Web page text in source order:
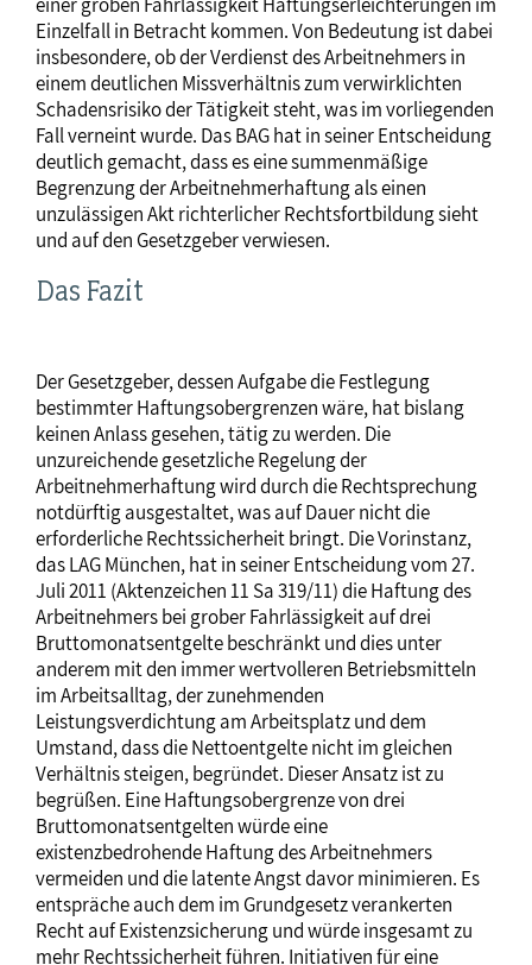
Einzelfall in Betracht kommen. Von Bedeutung ist dabei
insbesondere, ob der Verdienst des Arbeitnehmers in
einem deutlichen Missverhältnis zum verwirklichten
Schadensrisiko der Tätigkeit steht, was im vorliegenden
Fall verneint wurde. Das BAG hat in seiner Entscheidung
deutlich gemacht, dass es eine summenmäßige
Begrenzung der Arbeitnehmerhaftung als einen
unzulässigen Akt richterlicher Rechtsfortbildung sieht
und auf den Gesetzgeber verwiesen.
Das Fazit
Der Gesetzgeber, dessen Aufgabe die Festlegung
bestimmter Haftungsobergrenzen wäre, hat bislang
keinen Anlass gesehen, tätig zu werden. Die
unzureichende gesetzliche Regelung der
Arbeitnehmerhaftung wird durch die Rechtsprechung
notdürftig ausgestaltet, was auf Dauer nicht die
erforderliche Rechtssicherheit bringt. Die Vorinstanz,
das LAG München, hat in seiner Entscheidung vom 27.
Juli 2011 (Aktenzeichen 11 Sa 319/11) die Haftung des
Arbeitnehmers bei grober Fahrlässigkeit auf drei
Bruttomonatsentgelte beschränkt und dies unter
anderem mit den immer wertvolleren Betriebsmitteln
im Arbeitsalltag, der zunehmenden
Leistungsverdichtung am Arbeitsplatz und dem
Umstand, dass die Nettoentgelte nicht im gleichen
Verhältnis steigen, begründet. Dieser Ansatz ist zu
begrüßen. Eine Haftungsobergrenze von drei
Bruttomonatsentgelten würde eine
existenzbedrohende Haftung des Arbeitnehmers
vermeiden und die latente Angst davor minimieren. Es
entspräche auch dem im Grundgesetz verankerten
Recht auf Existenzsicherung und würde insgesamt zu
mehr Rechtssicherheit führen. Initiativen für eine